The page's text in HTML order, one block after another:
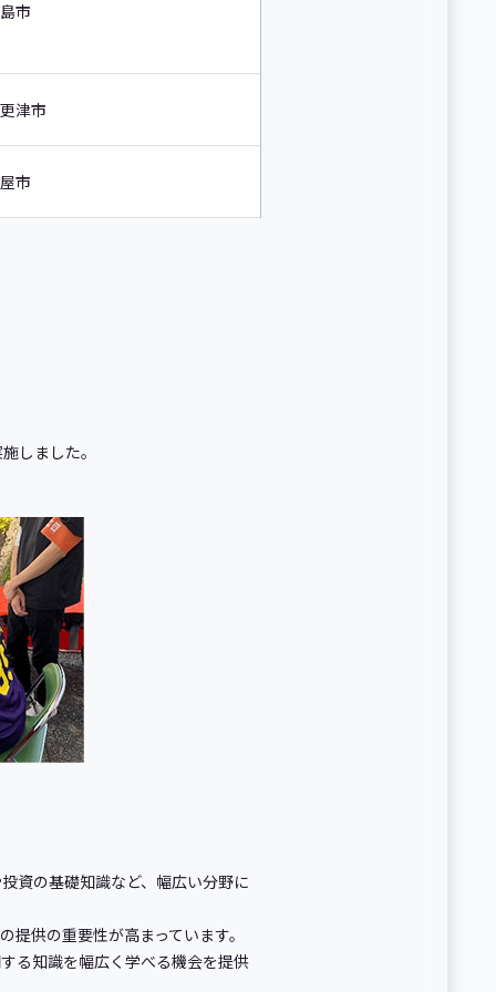
市
津市
市
しました。
資の基礎知識など、幅広い分野に
供の重要性が高まっています。
る知識を幅広く学べる機会を提供